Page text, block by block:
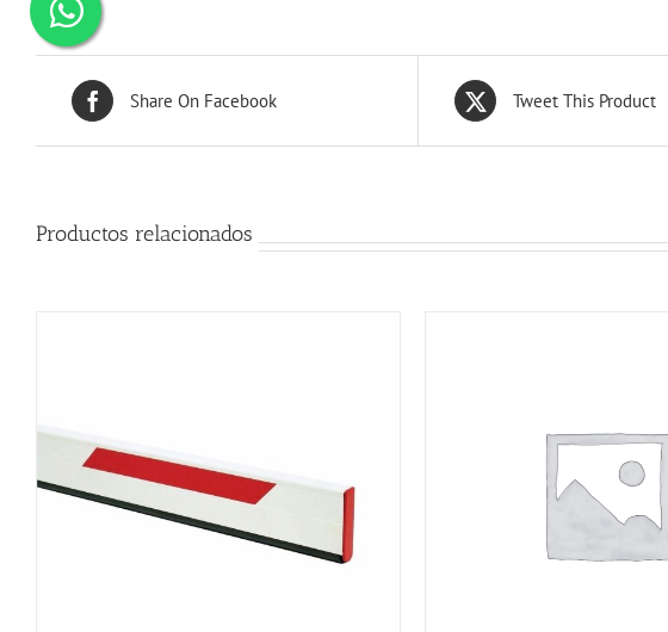
Share On Facebook Tweet This Product
Productos relacionados